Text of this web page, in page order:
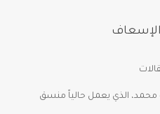
محمد، الذي يعمل حالياً منسق